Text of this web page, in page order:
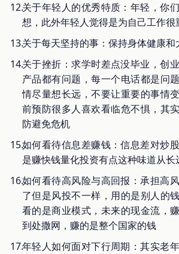
关于年轻人的优秀特质：年轻，你
想，此外年轻人觉得是为自己工作很
关于每天坚持的事：保持身体健康和
关于挫折：求学时差点没毕业，创
产品都有问题，每一个电话都是问
情尽量想长远，不要让重要的事情
前预防很多人喜欢看临危不惧，其
防避免危机
如何看待信息差赚钱：信息差对炒
是赚快钱量化投资有点这种味道从
如何看待高风险与高回报：承担高
了但是风投不一样，用的是别人的
看的是商业模式，未来的现金流，
到处撒网，赚的是整个国家的钱
年轻人如何面对下行周期：其实老